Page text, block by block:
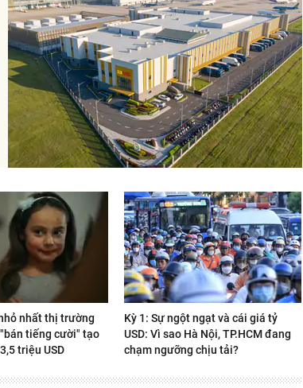
nhất thị trường
tiếng cười" tạo
triệu USD
Kỳ 1: Sự ngột ngạt và cái giá tỷ
USD: Vì sao Hà Nội, TP.HCM đang
chạm ngưỡng chịu tải?